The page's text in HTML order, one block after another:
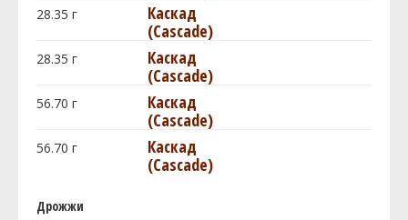
28.35 г
Каскад
(Cascade)
28.35 г
Каскад
(Cascade)
56.70 г
Каскад
(Cascade)
56.70 г
Каскад
(Cascade)
Дрожжи